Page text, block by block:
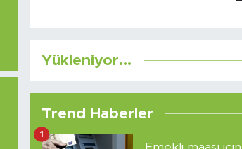
Yükleniyor...
Trend Haberler
1